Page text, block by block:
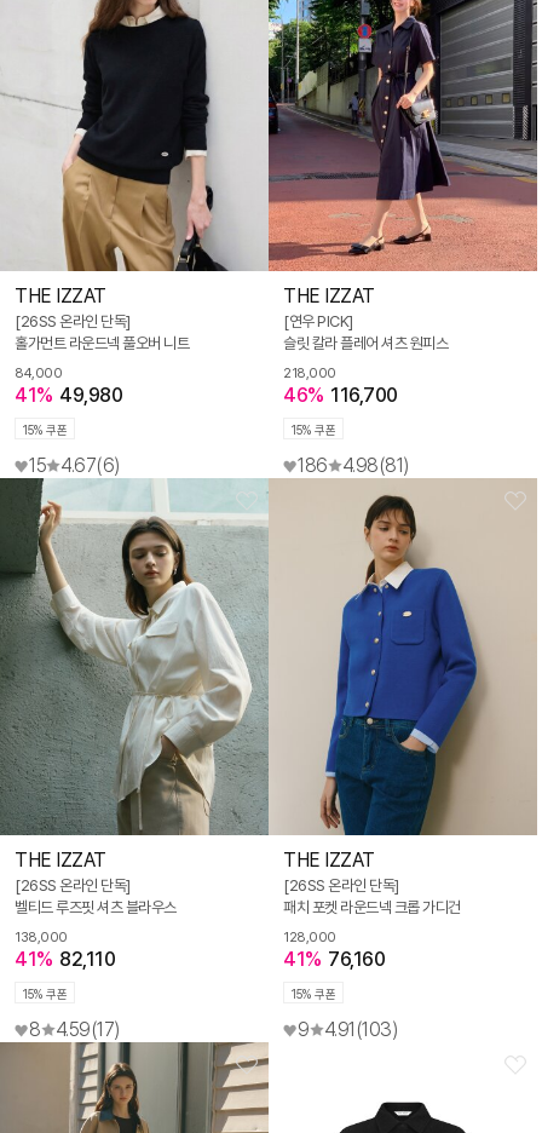
THE IZZAT
[26SS 온라인 단독]
홀가먼트 라운드넥 풀오버 니트
84,000
41% 49,980
15% 쿠폰
15 4.67(6)
THE IZZAT
[연우 PICK]
슬릿 칼라 플레어 셔츠 원피스
218,000
46% 116,700
15% 쿠폰
186 4.98(81)
THE IZZAT
[26SS 온라인 단독]
벨티드 루즈핏 셔츠 블라우스
138,000
41% 82,110
15% 쿠폰
8 4.59(17)
THE IZZAT
[26SS 온라인 단독]
패치 포켓 라운드넥 크롭 가디건
128,000
41% 76,160
15% 쿠폰
9 4.91 (103)